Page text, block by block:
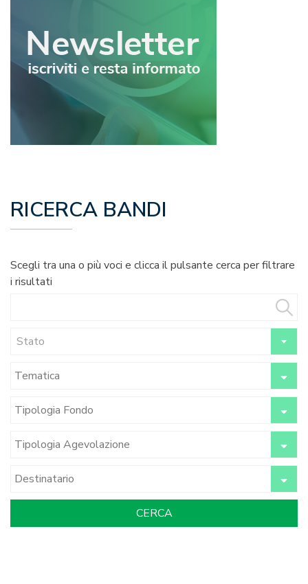
RICERCA BANDI
Scegli tra una o più voci e clicca il pulsante cerca per filtrare
i risultati
Stato